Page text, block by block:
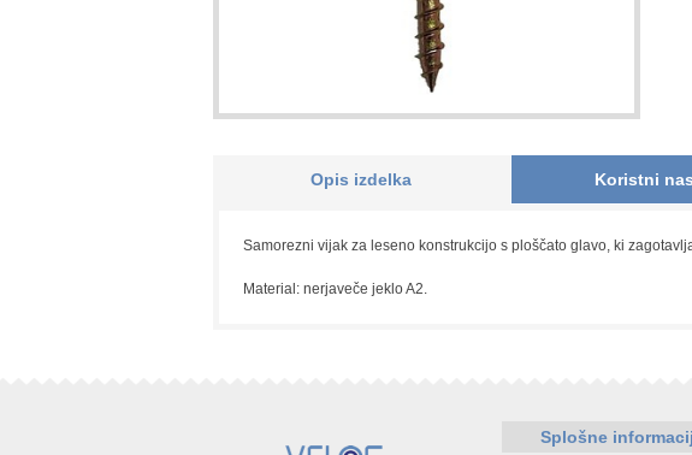
Opis izdelka Koristni
Samorezni vijak za leseno konstrukcijo s ploščato glavo, ki
Material: nerjaveče jeklo A2.
Splošne